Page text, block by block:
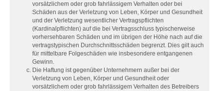
vorsätzlichem oder grob fahrlässigem Verhalten oder bei
Schäden aus der Verletzung von Leben, Körper und Gesundheit
und der Verletzung wesentlicher Vertragspflichten
(Kardinalpflichten) auf die bei Vertragsschluss typischerweise
vorhersehbaren Schäden und im übrigen der Höhe nach auf die
vertragstypischen Durchschnittsschäden begrenzt. Dies gilt auch
für mittelbare Folgeschäden wie insbesondere entgangenen
Gewinn.
Die Haftung ist gegenüber Unternehmern außer bei der
Verletzung von Leben, Körper und Gesundheit oder
vorsätzlichem oder grob fahrlässigem Verhalten des Betreibers